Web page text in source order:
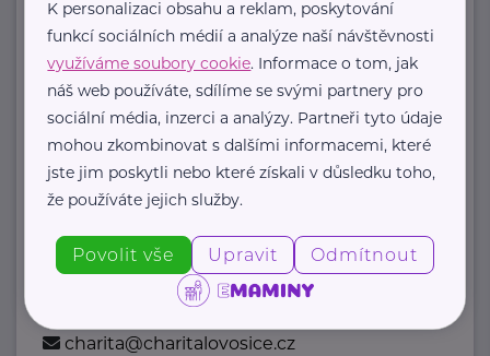
DRUG-OUT Klub, z.s.
Velká Hradební Ústí nad Labem
www.grugout.cz
+420 475 210 626
drugout@volny.cz
K. Maličkého Lovosice
www.fchlovosice.cz
charita@charitalovosice.cz
K personalizaci obsahu a reklam, poskytování
funkcí sociálních médií a analýze naší návštěvnosti
využíváme soubory cookie. Informace o tom, jak
náš web používáte, sdílíme se svými partnery pro
sociální média, inzerci a analýzy. Partneři tyto údaje
mohou zkombinovat s dalšími informacemi, které
jste jim poskytli nebo které získali v důsledku toho,
že používáte jejich služby.
Povolit vše Upravit Odmítnout